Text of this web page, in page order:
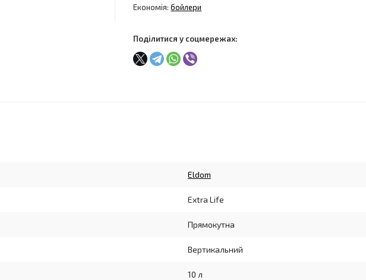
Економія:бойлери
Поділитися у соцмережах:
Eldom
Extra Life
Прямокутна
Вертикальний
10 л